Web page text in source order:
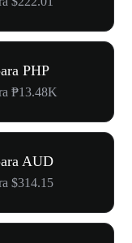
PHP
₱13.48K
AUD
$314.15